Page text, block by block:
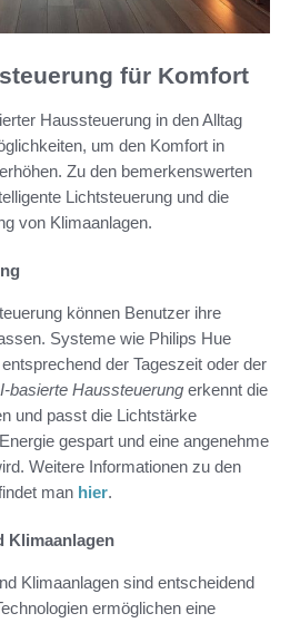
für Komfort
Haussteuerung in den Alltag
um den Komfort in
Zu den bemerkenswerten
Lichtsteuerung und die
von Klimaanlagen.
können Benutzer ihre
Systeme wie Philips Hue
der Tageszeit oder der
basierte Haussteuerung erkennt die
und passt die Lichtstärke
gespart und eine angenehme
Weitere Informationen zu den
man hier.
Klimaanlagen
Klimaanlagen sind entscheidend
ermöglichen eine